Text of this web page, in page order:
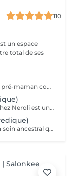
110
un espace
total de ses
Mama Rest est une expérience de massage pré-maman conçue pour offrir aux futures mamans un moment de profonde relaxation et de ressourcement. Ce soin doux et réconfortant vise à soulager les tensions physiques et émotionnelles, tout en favorisant un état de bien-être optimal. L'objectif principal de Mama Rest est d'apporter un équilibre émotionnel, aidant les futures mamans à gérer le stress et l'anxiété liés à la grossesse. Ce massage favorise l'apaisement et la connexion avec leur corps, les préparant ainsi sereinement à l'accouchement. Le soin inclut des mouvements doux et fluides, créant un effet apaisant sur les muscles tendus. L'utilisation d'huiles essentielles relaxantes, telles que la lavande et la camomille, contribue à instaurer une atmosphère de sérénité. Une musique douce accompagne également le massage, enveloppant la maman dans une ambiance agréable. Le cadre est soigneusement aménagé pour garantir un confort maximal : lumières tamisées, coussins moelleux et couvertures douces créent un espace chaleureux où la future maman peut se détendre en toute confiance. Chaque session dure environ 60 minutes, un temps idéal pour se reconnecter avec soi-même. Il est recommandé de profiter de ce massage une fois par semaine ou tous les quinze jours pour en tirer tous les bienfaits. Mama Rest n'est pas seulement un massage, c'est un véritable voyage vers le bien-être, permettant aux futures mamans de se sentir valorisées et sereines durant cette période unique de leur vie.
Le massage crânien ayurvédique proposé chez Neroli est un soin profondément relaxant inspiré de la tradition indienne. Le massage crânien ayurvédique est bien plus qu'un moment de détente : c'est un soin complet aux nombreux bienfaits. En stimulant le cuir chevelu, la nuque et les épaules, il libère les tensions accumulées, réduit le stress et apaise le mental. Il améliore la circulation sanguine, favorise un sommeil réparateur et redonne énergie et clarté d'esprit. Idéal pour se recentrer, relâcher la pression et s'offrir un profond rééquilibrage corps-esprit.
La réflexologie plantaire ayurvédique est un soin ancestral qui agit sur l'ensemble du corps à travers les pieds. En stimulant des points réflexes précis, elle aide à rééquilibrer les énergies, à libérer les tensions et à relancer les fonctions naturelles de l'organisme. Ce massage favorise la détente profonde, améliore la circulation, soutient l'élimination des toxines et procure une sensation durable de bien-être et de légèreté.